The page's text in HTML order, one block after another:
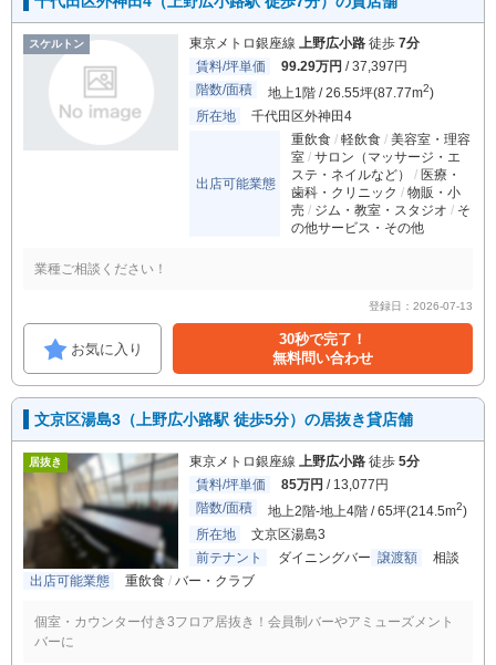
スケルトン 東京メトロ銀座線 上野広小路 徒歩 7分
賃料/坪単価
99.29万円 / 37,397円
階数/面積
地上1階 / 26.55坪(87.77m2)
所在地
千代田区外神田4
出店可能業態
重飲食 軽飲食
美容室・理容
室
サロン（マッサージ・エ
ステ・ネイルなど）
医療・
歯科・クリニック
物販・小
売
ジム・教室・スタジオ
そ
の他サービス・その他
業種ご相談ください！
登録日：2026-07-13
お気に入り
30秒で完了！
無料問い合わせ
文京区湯島3（上野広小路駅 徒歩5分）の居抜き貸店舗
居抜き 東京メトロ銀座線 上野広小路 徒歩 5分
賃料/坪単価
85万円 / 13,077円
階数/面積
地上2階-地上4階 / 65坪(214.5m2)
所在地
文京区湯島3
前テナント
ダイニングバー 譲渡額
相談
出店可能業態
重飲食 バー・クラブ
個室・カウンター付き3フロア居抜き！会員制バーやアミューズメント
バーに